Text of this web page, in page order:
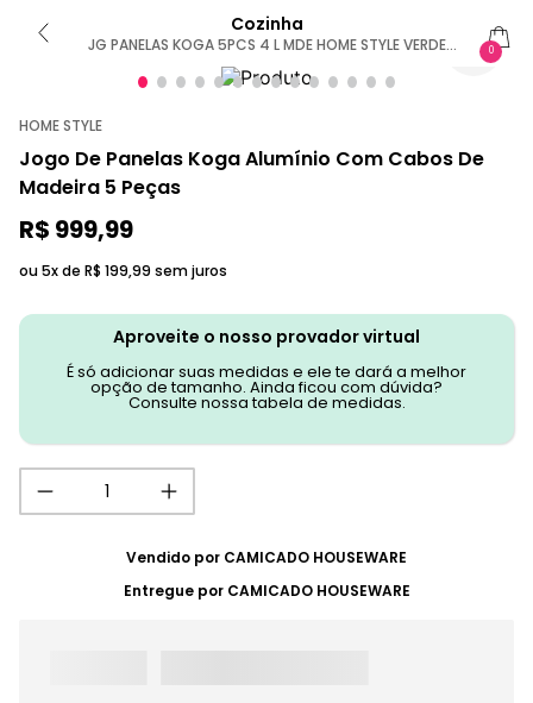
Cozinha
JG PANELAS KOGA 5PCS 4 L MDE HOME STYLE VERDE
0
HOME STYLE
Jogo De Panelas Koga Alumínio Com Cabos De
Madeira 5 Peças
R$ 999,99
ou 5x de R$ 199,99 sem juros
Aproveite o nosso provador virtual
É só adicionar suas medidas e ele te dará a melhor
opção de tamanho. Ainda ficou com dúvida?
Consulte nossa tabela de medidas.
Vendido por CAMICADO HOUSEWARE
Entregue por CAMICADO HOUSEWARE